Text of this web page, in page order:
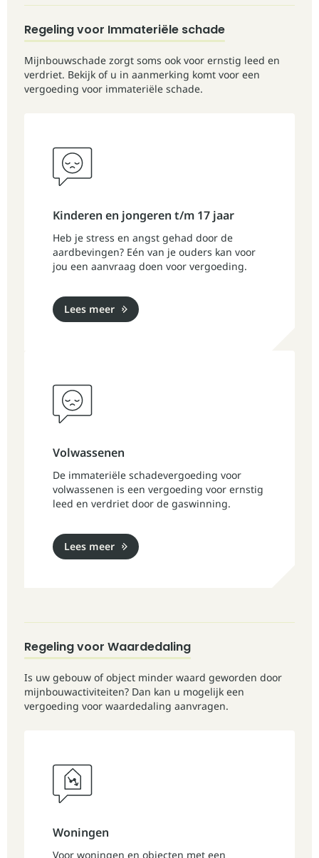
Regeling voor Immateriële schade
Mijnbouwschade zorgt soms ook voor ernstig leed en
verdriet. Bekijk of u in aanmerking komt voor een
vergoeding voor immateriële schade.
Kinderen en jongeren t/m 17 jaar
Heb je stress en angst gehad door de
aardbevingen? Eén van je ouders kan voor
jou een aanvraag doen voor vergoeding.
Lees meer
Volwassenen
De immateriële schadevergoeding voor
volwassenen is een vergoeding voor ernstig
leed en verdriet door de gaswinning.
Lees meer
Regeling voor Waardedaling
Is uw gebouw of object minder waard geworden door
mijnbouwactiviteiten? Dan kan u mogelijk een
vergoeding voor waardedaling aanvragen.
Woningen
Voor woningen en objecten met een